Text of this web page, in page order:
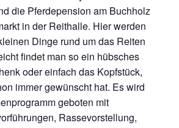
die Pferdepension am Buchholz
in der Reithalle. Hier werden
Dinge rund um das Reiten
findet man so ein hübsches
oder einfach das Kopfstück,
immer gewünscht hat. Es wird
geboten mit
Rassevorstellung,